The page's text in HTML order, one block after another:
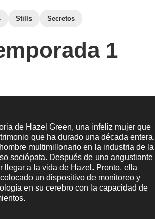
Stills Secretos
1
de Hazel Green, una infeliz mujer que
que ha durado una década entera.
multimillonario en la industria de la
sociópata. Después de una angustiante
llegar a la vida de Hazel. Pronto, ella
un dispositivo de monitoreo y
en su cerebro con la capacidad de